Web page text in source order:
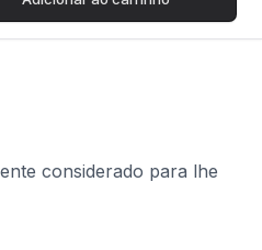
considerado para lhe